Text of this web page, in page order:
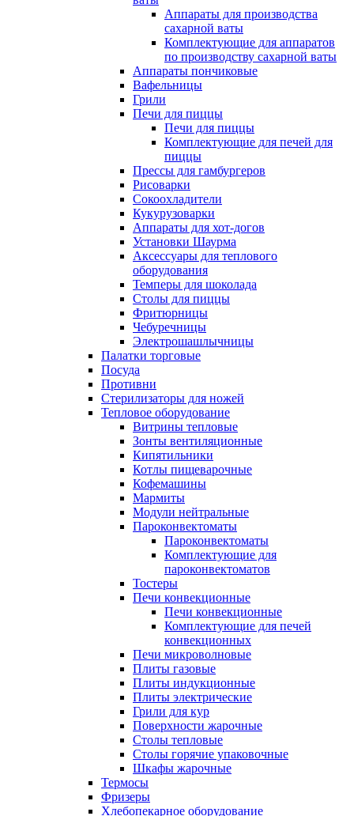
Аппараты для производства
сахарной ваты
Комплектующие для аппаратов
по производству сахарной ваты
Аппараты пончиковые
Вафельницы
Грили
Печи для пиццы
Печи для пиццы
Комплектующие для печей для
пиццы
Прессы для гамбургеров
Рисоварки
Сокоохладители
Кукурузоварки
Аппараты для хот-догов
Установки Шаурма
Аксессуары для теплового
оборудования
Темперы для шоколада
Столы для пиццы
Фритюрницы
Чебуречницы
Электрошашлычницы
Палатки торговые
Посуда
Противни
Стерилизаторы для ножей
Тепловое оборудование
Витрины тепловые
Зонты вентиляционные
Кипятильники
Котлы пищеварочные
Кофемашины
Мармиты
Модули нейтральные
Пароконвектоматы
Пароконвектоматы
Комплектующие для
пароконвектоматов
Тостеры
Печи конвекционные
Печи конвекционные
Комплектующие для печей
конвекционных
Печи микроволновые
Плиты газовые
Плиты индукционные
Плиты электрические
Грили для кур
Поверхности жарочные
Столы тепловые
Столы горячие упаковочные
Шкафы жарочные
Термосы
Фризеры
Хлебопекарное оборудование